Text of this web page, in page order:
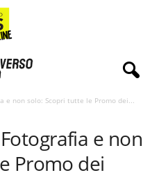
e non solo: Scopri tutte le Promo dei...
e non
Promo dei